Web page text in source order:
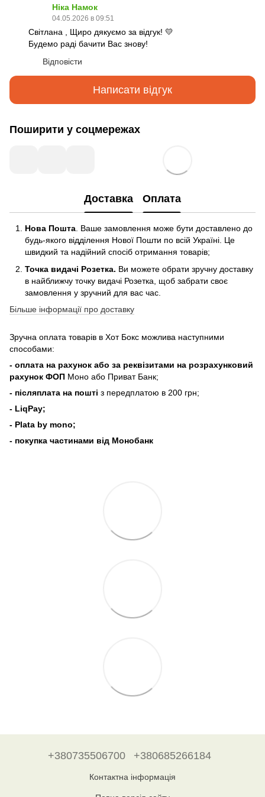
Ніка Намок
04.05.2026 в 09:51
Світлана , Щиро дякуємо за відгук! 💛
Будемо раді бачити Вас знову!
Відповісти
Написати відгук
Поширити у соцмережах
Доставка Оплата
Нова Пошта. Ваше замовлення може бути доставлено до
будь-якого відділення Нової Пошти по всій Україні. Це
швидкий та надійний спосіб отримання товарів;
Точка видачі Розетка. Ви можете обрати зручну доставку
в найближчу точку видачі Розетка, щоб забрати своє
замовлення у зручний для вас час.
Більше інформації про доставку
Зручна оплата товарів в Хот Бокс можлива наступними
способами:
- оплата на рахунок або за реквізитами на розрахунковий
рахунок ФОП Моно або Приват Банк;
- післяплата на пошті з передплатою в 200 грн;
- LiqPay;
- Plata by mono;
- покупка частинами від Монобанк
+380735506700 +380685266184
Контактна інформація